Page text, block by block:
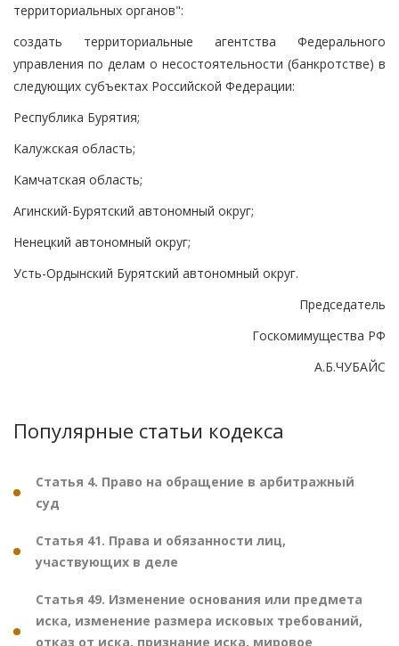
территориальных органов":
создать территориальные агентства Федерального
управления по делам о несостоятельности (банкротстве) в
следующих субъектах Российской Федерации:
Республика Бурятия;
Калужская область;
Камчатская область;
Агинский-Бурятский автономный округ;
Ненецкий автономный округ;
Усть-Ордынский Бурятский автономный округ.
Председатель
Госкомимущества РФ
А.Б.ЧУБАЙС
Популярные статьи кодекса
Статья 4. Право на обращение в арбитражный
суд
Статья 41. Права и обязанности лиц,
участвующих в деле
Статья 49. Изменение основания или предмета
иска, изменение размера исковых требований,
отказ от иска, признание иска, мировое